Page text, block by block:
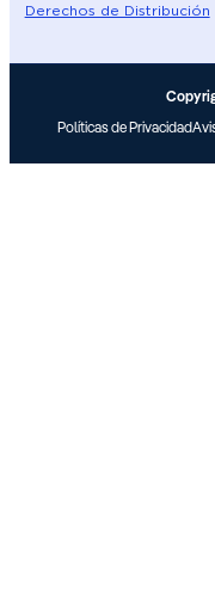
Derechos de Distribución
Políticas de Privacidad